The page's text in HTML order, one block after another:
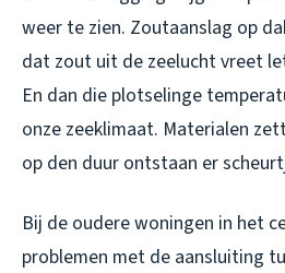
weer te zien. Zoutaanslag op
dat zout uit de zeelucht vreet
En dan die plotselinge
onze zeeklimaat. Materialen
op den duur ontstaan er
Bij de oudere woningen in het
problemen met de aansluiting